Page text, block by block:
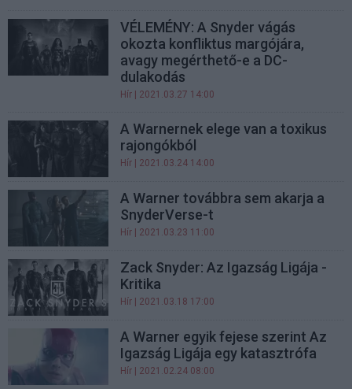
VÉLEMÉNY: A Snyder vágás
okozta konfliktus margójára,
avagy megérthető-e a DC-
dulakodás
Hír | 2021.03.27 14:00
A Warnernek elege van a toxikus
rajongókból
Hír | 2021.03.24 14:00
A Warner továbbra sem akarja a
SnyderVerse-t
Hír | 2021.03.23 11:00
Zack Snyder: Az Igazság Ligája -
Kritika
Hír | 2021.03.18 17:00
A Warner egyik fejese szerint Az
Igazság Ligája egy katasztrófa
Hír | 2021.02.24 08:00